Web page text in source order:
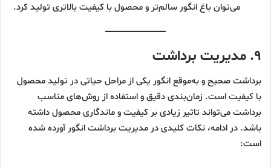
می‌توان باغ انگور سالم‌تر و محصول با کیفیت بالاتری تولید کرد.
۹. مدیریت برداشت
برداشت صحیح و به‌موقع انگور یکی از مراحل حیاتی در تولید محصول
با کیفیت است. زمان‌بندی دقیق و استفاده از روش‌های مناسب
برداشت می‌تواند تاثیر زیادی بر کیفیت و ماندگاری محصول داشته
باشد. در ادامه، نکات کلیدی در مدیریت برداشت انگور آورده شده
است: